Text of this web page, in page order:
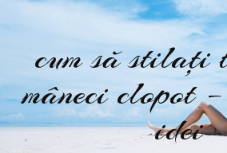
cum să stilați
mâneci clopot
idei